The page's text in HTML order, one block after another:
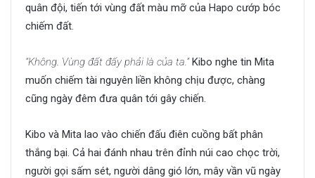
quân đội, tiến tới vùng đất màu mỡ của Hapo cướp bóc
chiếm đất.
“Không. Vùng đất đấy phải là của ta.”Kibo nghe tin Mita
muốn chiếm tài nguyên liền không chịu được, chàng
cũng ngày đêm đưa quân tới gây chiến.
Kibo và Mita lao vào chiến đấu điên cuồng bất phân
thắng bại. Cả hai đánh nhau trên đỉnh núi cao chọc trời,
người gọi sấm sét, người dâng gió lớn, mây vần vũ ngày